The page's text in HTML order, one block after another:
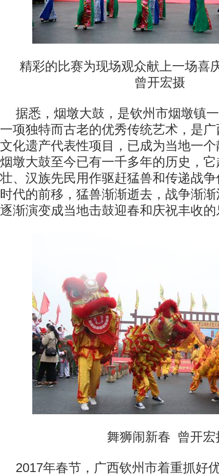
精彩的比赛为现场观众献上一场喜
曾开宏摄
据悉，烟墩大鼓，是钦州市烟墩镇
一项独特而古老的优秀传统艺术，是
文化遗产代表性项目，已成为当地一
烟墩大鼓至今已有一千多年的历史，
壮、汉族先民用作驱赶猛兽和传递战
时代的前移，猛兽渐渐逝去，战争渐
逐渐演变成当地击鼓迎春和庆祝丰收
舞狮闹新春 曾开宏
2017年春节，广西钦州市着重抓好